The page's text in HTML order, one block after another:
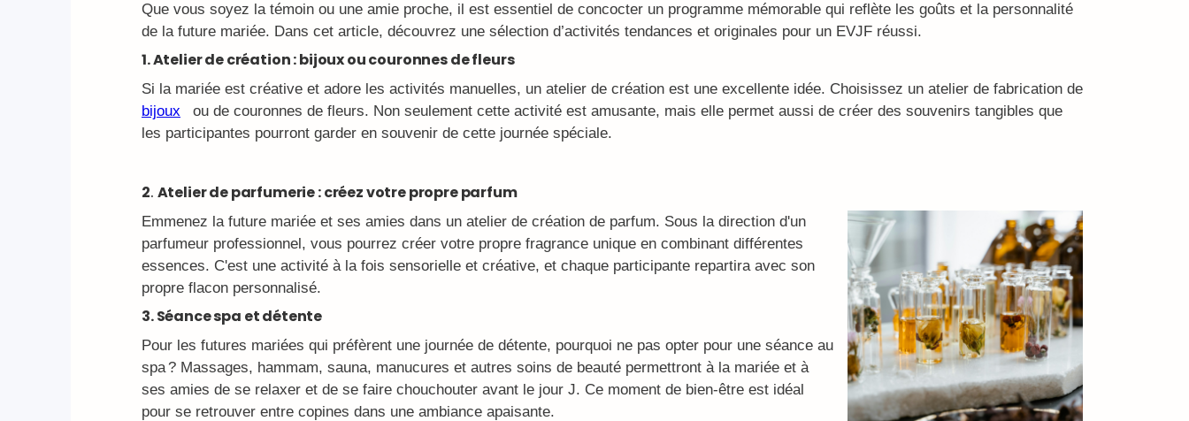
Que vous soyez la témoin ou une amie proche, il est essentiel de concocter un programme mémorable qui reflète les goûts et la personnalité
de la future mariée. Dans cet article, découvrez une sélection d’activités tendances et originales pour un EVJF réussi.
1. Atelier de création : bijoux ou couronnes de fleurs
Si la mariée est créative et adore les activités manuelles, un atelier de création est une excellente idée. Choisissez un atelier de fabrication de
bijoux
ou de couronnes de fleurs. Non seulement cette activité est amusante, mais elle permet aussi de créer des souvenirs tangibles que
les participantes pourront garder en souvenir de cette journée spéciale.
2. Atelier de parfumerie : créez votre propre parfum
Emmenez la future mariée et ses amies dans un atelier de création de parfum. Sous la direction d'un
parfumeur professionnel, vous pourrez créer votre propre fragrance unique en combinant différentes
essences. C'est une activité à la fois sensorielle et créative, et chaque participante repartira avec son
propre flacon personnalisé.
3. Séance spa et détente
Pour les futures mariées qui préfèrent une journée de détente, pourquoi ne pas opter pour une séance au
spa ? Massages, hammam, sauna, manucures et autres soins de beauté permettront à la mariée et à
ses amies de se relaxer et de se faire chouchouter avant le jour J. Ce moment de bien-être est idéal
pour se retrouver entre copines dans une ambiance apaisante.